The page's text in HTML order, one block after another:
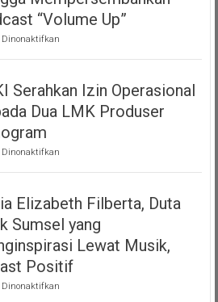
“Volume Up”
Dinonaktifkanpada
Seperempat
Bangga
Mempersembahkan
Podcast
Serahkan Izin Operasional
Dua LMK Produser
Dinonaktifkanpada
Serahkan
Operasional
Dua
LMK
Produser
Fonogram
Elizabeth Filberta, Duta
Sumsel yang
Lewat Musik,
Positif
Dinonaktifkanpada